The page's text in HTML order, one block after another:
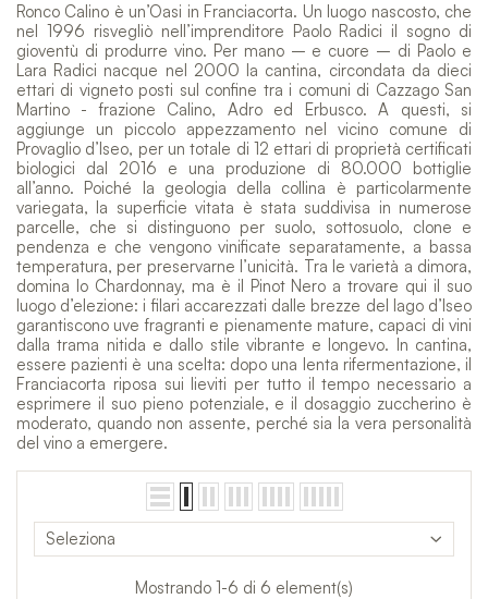
Ronco Calino è un’Oasi in Franciacorta. Un luogo nascosto, che
nel 1996 risvegliò nell’imprenditore Paolo Radici il sogno di
gioventù di produrre vino. Per mano – e cuore – di Paolo e
Lara Radici nacque nel 2000 la cantina, circondata da dieci
ettari di vigneto posti sul confine tra i comuni di Cazzago San
Martino - frazione Calino, Adro ed Erbusco. A questi, si
aggiunge un piccolo appezzamento nel vicino comune di
Provaglio d’Iseo, per un totale di 12 ettari di proprietà certificati
biologici dal 2016 e una produzione di 80.000 bottiglie
all’anno. Poiché la geologia della collina è particolarmente
variegata, la superficie vitata è stata suddivisa in numerose
parcelle, che si distinguono per suolo, sottosuolo, clone e
pendenza e che vengono vinificate separatamente, a bassa
temperatura, per preservarne l’unicità. Tra le varietà a dimora,
domina lo Chardonnay, ma è il Pinot Nero a trovare qui il suo
luogo d’elezione: i filari accarezzati dalle brezze del lago d’Iseo
garantiscono uve fragranti e pienamente mature, capaci di vini
dalla trama nitida e dallo stile vibrante e longevo. In cantina,
essere pazienti è una scelta: dopo una lenta rifermentazione, il
Franciacorta riposa sui lieviti per tutto il tempo necessario a
esprimere il suo pieno potenziale, e il dosaggio zuccherino è
moderato, quando non assente, perché sia la vera personalità
del vino a emergere.
Seleziona
Mostrando 1-6 di 6 element(s)